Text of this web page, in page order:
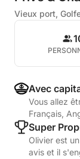
Vieux port,
Avec
Vous allez
Français,
Super
Olivier est
avis et il